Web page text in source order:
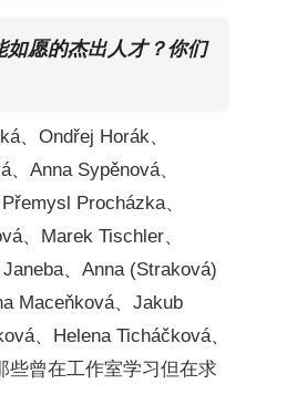
愿的杰出人才？你们
、Ondřej Horák、
Anna Sypěnová、
Procházka、
、Marek Tischler、
、Anna (Straková)
Maceňková、Jakub
、Helena Ticháčková、
些曾在工作室学习但在求